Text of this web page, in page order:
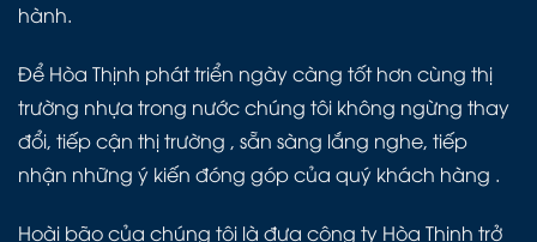
hành.
Để Hòa Thịnh phát triển ngày càng tốt hơn cùng thị
trường nhựa trong nước chúng tôi không ngừng thay
đổi, tiếp cận thị trường , sẵn sàng lắng nghe, tiếp
nhận những ý kiến đóng góp của quý khách hàng .
Hoài bão của chúng tôi là đưa công ty Hòa Thịnh trở